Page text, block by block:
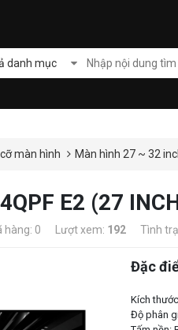
danh mục
màn hình Màn hình 27 ~ 32
E2 (27
hàng: 0 Lượt xem: 192 Tình
Đặc
Kích
Độ phân